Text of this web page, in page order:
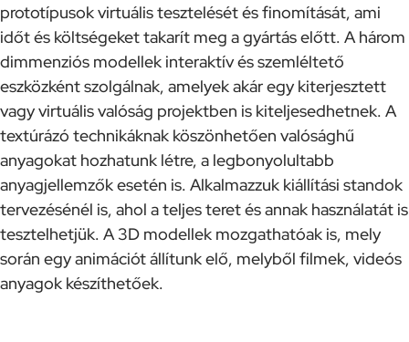
prototípusok virtuális tesztelését és finomítását, ami
időt és költségeket takarít meg a gyártás előtt. A három
dimmenziós modellek interaktív és szemléltető
eszközként szolgálnak, amelyek akár egy kiterjesztett
vagy virtuális valóság projektben is kiteljesedhetnek. A
textúrázó technikáknak köszönhetően valósághű
anyagokat hozhatunk létre, a legbonyolultabb
anyagjellemzők esetén is. Alkalmazzuk kiállítási standok
tervezésénél is, ahol a teljes teret és annak használatát is
tesztelhetjük. A 3D modellek mozgathatóak is, mely
során egy animációt állítunk elő, melyből filmek, videós
anyagok készíthetőek.